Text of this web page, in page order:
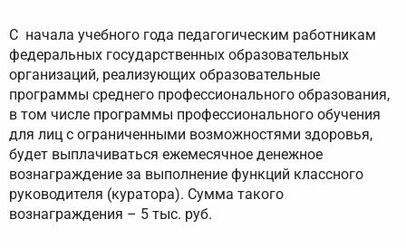
С начала учебного года педагогическим работникам
федеральных государственных образовательных
организаций, реализующих образовательные
программы среднего профессионального образования,
в том числе программы профессионального обучения
для лиц с ограниченными возможностями здоровья,
будет выплачиваться ежемесячное денежное
вознаграждение за выполнение функций классного
руководителя (куратора). Сумма такого
вознаграждения – 5 тыс. руб.